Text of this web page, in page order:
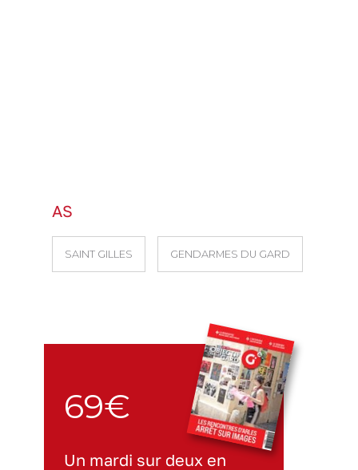
AS
SAINT GILLES GENDARMES DU GARD
69€
Un mardi sur deux en